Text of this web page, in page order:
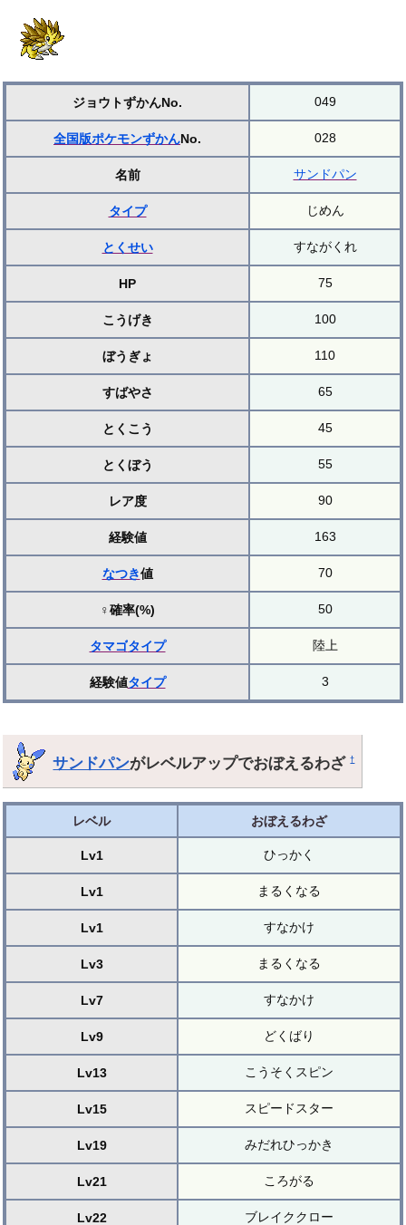
ジョウトずかんNo. 049
全国版ポケモンずかんNo. 028
名前 サンドパン
タイプ じめん
とくせい すながくれ
HP 75
こうげき 100
ぼうぎょ 110
すばやさ 65
とくこう 45
とくぼう 55
レア度 90
経験値 163
なつき値 70
♀確率(%) 50
タマゴタイプ 陸上
経験値タイプ 3
サンドパンがレベルアップでおぼえるわざ†
レベル おぼえるわざ
Lv1 ひっかく
Lv1 まるくなる
Lv1 すなかけ
Lv3 まるくなる
Lv7 すなかけ
Lv9 どくばり
Lv13 こうそくスピン
Lv15 スピードスター
Lv19 みだれひっかき
Lv21 ころがる
Lv22 ブレイククロー